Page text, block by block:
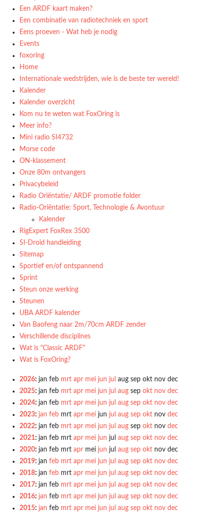
Een ARDF kaart maken?
Een combinatie van radiotechniek en sport
Eens proeven - Wat heb je nodig
Events
foxoring
Home
Internationale wedstrijden, wie is de beste ter wereld!
Kalender
Kalender overzicht
Kom nu te weten wat FoxOring is
Meer info?
Mini radio SI4732
Morse code
ON-klassement
Onze 80m ontvangers
Privacybeleid
Radio Oriëntatie/ ARDF promotie folder
Radio‑Oriëntatie: Sport, Technologie & Avontuur
Kalender
RigExpert FoxRex 3500
SI-Droid handleiding
Sitemap
Sportief en/of ontspannend
Sprint
Steun onze werking
Steunen
UBA ARDF kalender
Van Baofeng naar 2m/70cm ARDF zender
Verschillende disciplines
Wat is "Classic ARDF"
Wat is FoxOring?
2026: jan feb mrt apr mei jun jul aug sep okt nov dec
2025: jan feb mrt apr mei jun jul aug sep okt nov dec
2024: jan feb mrt apr mei jun jul aug sep okt nov dec
2023: jan feb mrt apr mei jun jul aug sep okt nov dec
2022: jan feb mrt apr mei jun jul aug sep okt nov dec
2021: jan feb mrt apr mei jun jul aug sep okt nov dec
2020: jan feb mrt apr mei jun jul aug sep okt nov dec
2019: jan feb mrt apr mei jun jul aug sep okt nov dec
2018: jan feb mrt apr mei jun jul aug sep okt nov dec
2017: jan feb mrt apr mei jun jul aug sep okt nov dec
2016: jan feb mrt apr mei jun jul aug sep okt nov dec
2015: jan feb mrt apr mei jun jul aug sep okt nov dec